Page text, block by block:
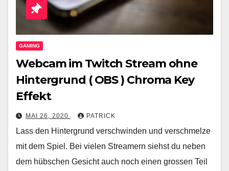
GAMING
Webcam im Twitch Stream ohne
Hintergrund ( OBS ) Chroma Key
Effekt
MAI 26, 2020 PATRICK
Lass den Hintergrund verschwinden und verschmelze
mit dem Spiel. Bei vielen Streamern siehst du neben
dem hübschen Gesicht auch noch einen grossen Teil